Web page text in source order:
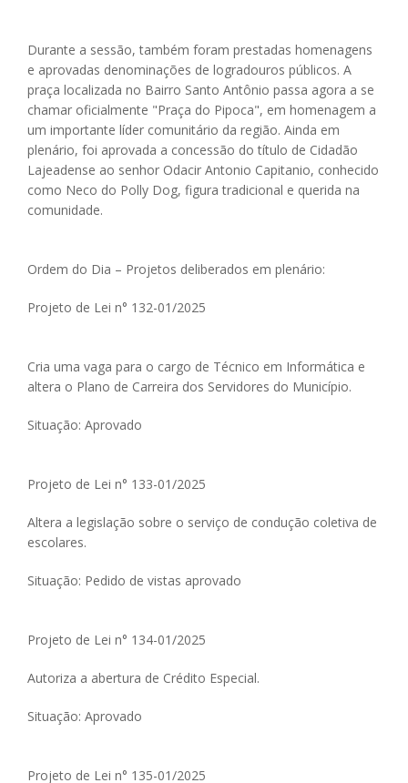
Durante a sessão, também foram prestadas homenagens
e aprovadas denominações de logradouros públicos. A
praça localizada no Bairro Santo Antônio passa agora a se
chamar oficialmente "Praça do Pipoca", em homenagem a
um importante líder comunitário da região. Ainda em
plenário, foi aprovada a concessão do título de Cidadão
Lajeadense ao senhor Odacir Antonio Capitanio, conhecido
como Neco do Polly Dog, figura tradicional e querida na
comunidade.
Ordem do Dia – Projetos deliberados em plenário:
Projeto de Lei n° 132-01/2025
Cria uma vaga para o cargo de Técnico em Informática e
altera o Plano de Carreira dos Servidores do Município.
Situação: Aprovado
Projeto de Lei n° 133-01/2025
Altera a legislação sobre o serviço de condução coletiva de
escolares.
Situação: Pedido de vistas aprovado
Projeto de Lei n° 134-01/2025
Autoriza a abertura de Crédito Especial.
Situação: Aprovado
Projeto de Lei n° 135-01/2025